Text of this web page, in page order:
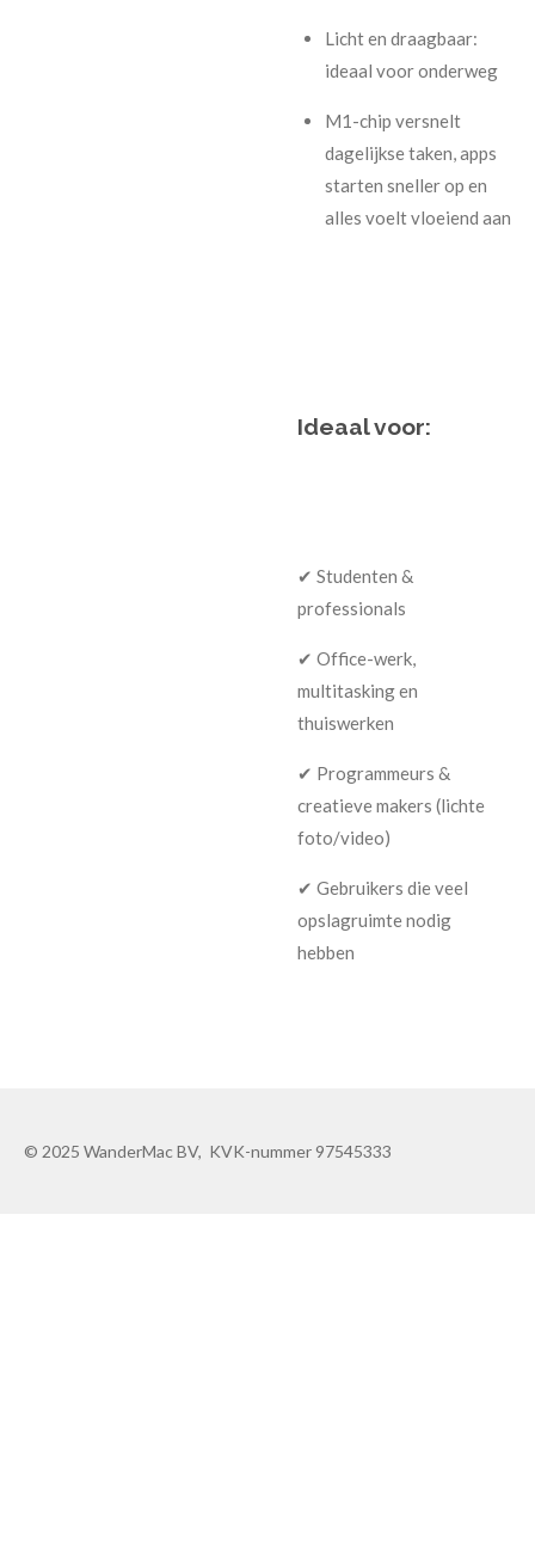
Licht en draagbaar:
ideaal voor onderweg
M1-chip versnelt
dagelijkse taken, apps
starten sneller op en
alles voelt vloeiend aan
Ideaal voor:
✔ Studenten &
professionals
✔ Office-werk,
multitasking en
thuiswerken
✔ Programmeurs &
creatieve makers (lichte
foto/video)
✔ Gebruikers die veel
opslagruimte nodig
hebben
© 2025 WanderMac BV, KVK-nummer 97545333